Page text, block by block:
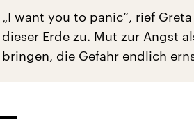
„I want you to panic“, rief
dieser Erde zu. Mut zur Angst
bringen, die Gefahr endlich